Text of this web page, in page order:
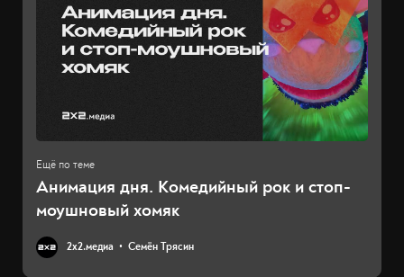
Анимация дня. Комедийный рок и стоп-
моушновый хомяк
2х2.медиа Семён Трясин